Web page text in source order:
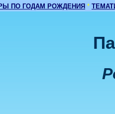
ПО ГОДАМ РОЖДЕНИЯ *